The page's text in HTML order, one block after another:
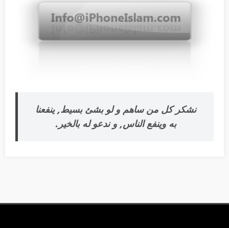
نشكر كل من ساهم و لو بشئ بسيط, ينفعنا
به وينفع الناس, و ندعو له بالخير.